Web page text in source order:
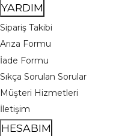
YARDIM
Sipariş Takibi
Arıza Formu
İade Formu
Sıkça Sorulan Sorular
Müşteri Hizmetleri
İletişim
HESABIM